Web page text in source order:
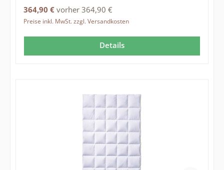
Regulärer Preis:
364,90 € vorher 364,90 €
Preise inkl. MwSt. zzgl. Versandkosten
Details